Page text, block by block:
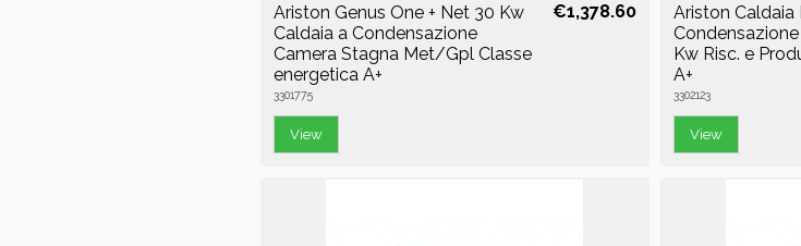
Ariston Genus One + Net 30 Kw
Caldaia a Condensazione
Camera Stagna Met/Gpl Classe
energetica A+
3301775
€1,378.60
View
Ariston Caldaia
Kw Risc. e
A+
3302123
View